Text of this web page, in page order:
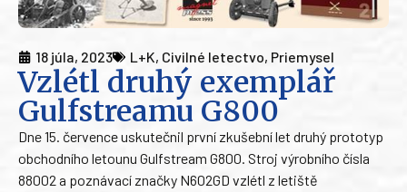
18 júla, 2023 L+K, Civilné letectvo, Priemysel
Vzlétl druhý exemplář
Gulfstreamu G800
Dne 15. července uskutečnil první zkušební let druhý prototyp
obchodního letounu Gulfstream G800. Stroj výrobního čísla
88002 a poznávací značky N602GD vzlétl z letiště